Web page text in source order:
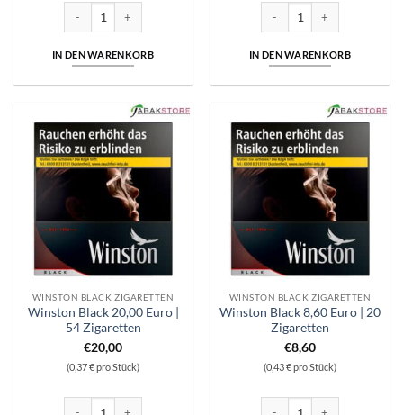
6x Winston Blue 20,00 Euro + Wunderbox Menge
IN DEN WARENKORB
6x Winston Red 20,00 Euro
IN DEN WARENKORB
WINSTON BLACK ZIGARETTEN
Winston Black 20,00 Euro |
54 Zigaretten
€20,00
(0,37 € pro Stück)
WINSTON BLACK ZIGARETTEN
Winston Black 8,60 Euro | 20
Zigaretten
€8,60
(0,43 € pro Stück)